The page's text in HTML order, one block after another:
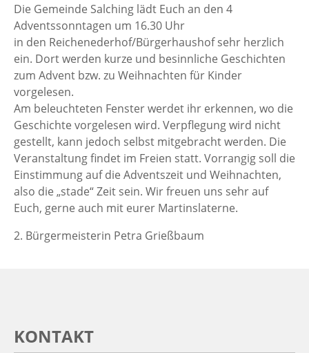
Die Gemeinde Salching lädt Euch an den 4
Adventssonntagen um 16.30 Uhr
in den Reichenederhof/Bürgerhaushof sehr herzlich
ein. Dort werden kurze und besinnliche Geschichten
zum Advent bzw. zu Weihnachten für Kinder
vorgelesen.
Am beleuchteten Fenster werdet ihr erkennen, wo die
Geschichte vorgelesen wird. Verpflegung wird nicht
gestellt, kann jedoch selbst mitgebracht werden. Die
Veranstaltung findet im Freien statt. Vorrangig soll die
Einstimmung auf die Adventszeit und Weihnachten,
also die „stade“ Zeit sein. Wir freuen uns sehr auf
Euch, gerne auch mit eurer Martinslaterne.
2. Bürgermeisterin Petra Grießbaum
KONTAKT